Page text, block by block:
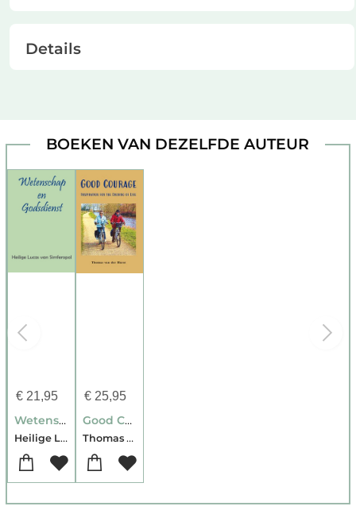
Details
BOEKEN VAN DEZELFDE AUTEUR
€21,95
Wetenschap en Godsdienst
Heilige Lucas van Simferopol
€25,95
Good Courage
Thomas van der Horst